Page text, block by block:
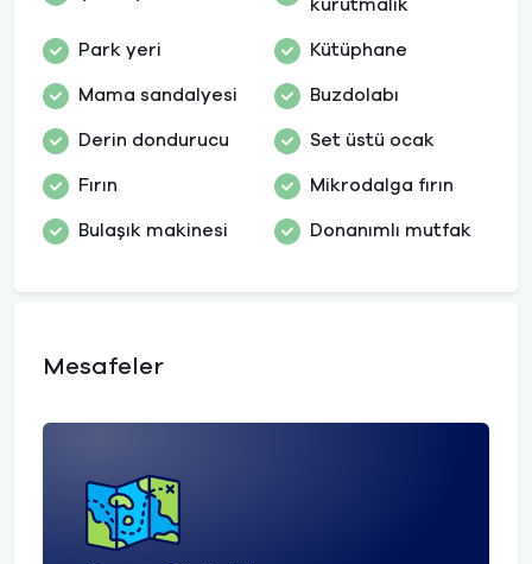
kurutmalık
Park yeri Kütüphane
Mama sandalyesi Buzdolabı
Derin dondurucu Set üstü ocak
Fırın Mikrodalga fırın
Bulaşık makinesi Donanımlı mutfak
Mesafeler